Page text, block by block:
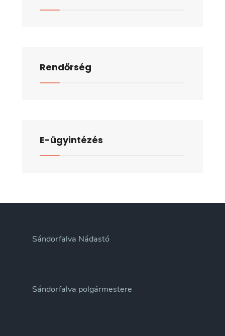
Rendőrség
E-ügyintézés
Sándorfalva Nádastó
Sándorfalva polgármestere